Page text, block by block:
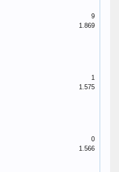
9
1.869
1
1.575
0
1.566